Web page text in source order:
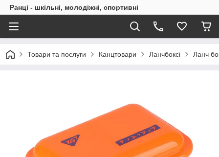
Ранці - шкільні, молодіжні, спортивні
Товари та послуги Канцтовари Ланчбоксі Ланч